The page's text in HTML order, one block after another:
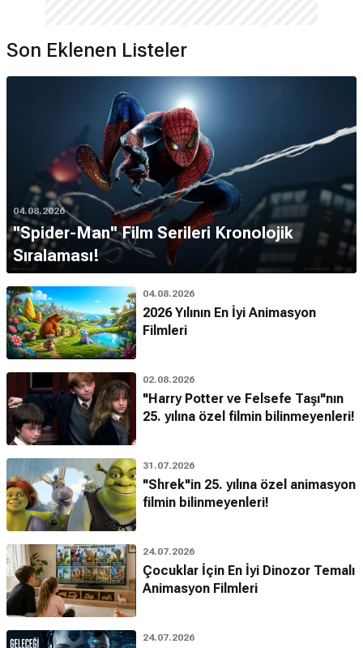
Son Eklenen Listeler
04.08.2026
''Spider-Man'' Film Serileri Kronolojik
Sıralaması!
04.08.2026
2026 Yılının En İyi Animasyon
Filmleri
02.08.2026
"Harry Potter ve Felsefe Taşı"nın
25. yılına özel filmin bilinmeyenleri!
31.07.2026
"Shrek"in 25. yılına özel animasyon
filmin bilinmeyenleri!
24.07.2026
Çocuklar İçin En İyi Dinozor Temalı
Animasyon Filmleri
24.07.2026